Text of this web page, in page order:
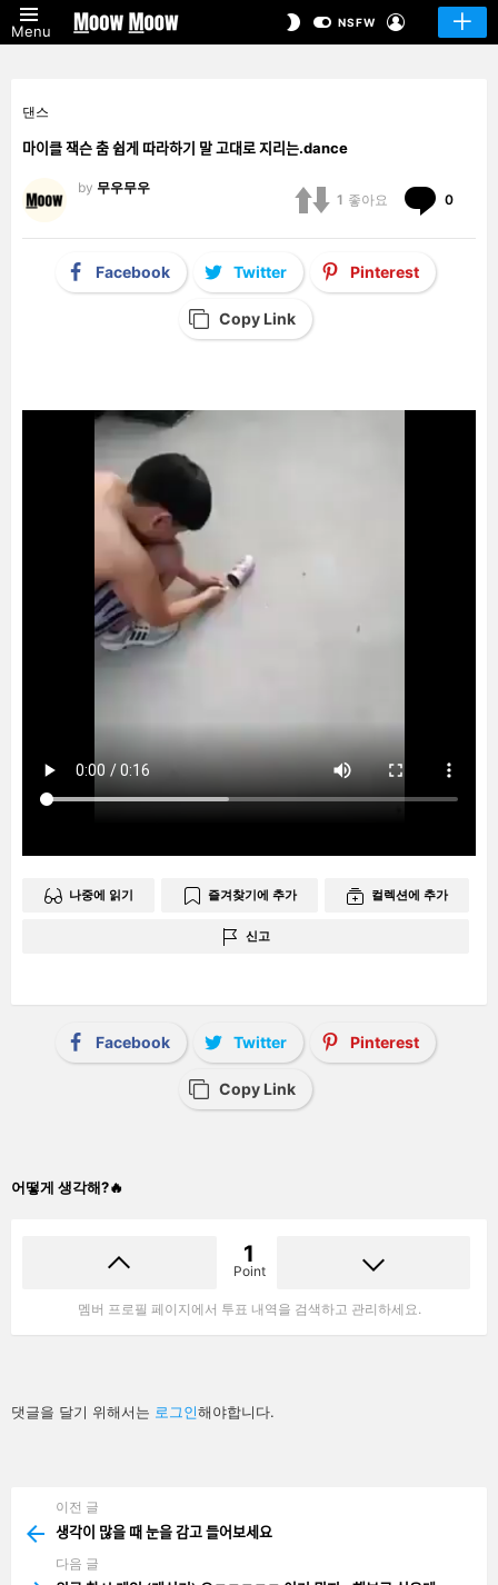
Menu
SWITCHNSFW
댄스
마이클 잭슨 춤 쉽게 따라하기 말 고대로 지리는.dance
by 무우무우
1 좋아요 0
Facebook Twitter Pinterest
Copy Link
나중에 읽기 즐겨찾기에 추가 컬렉션에 추가
신고
Facebook Twitter Pinterest
Copy Link
어떻게 생각해?🔥
1
Point
멤버 프로필 페이지에서 투표 내역을 검색하고 관리하세요.
답
글
댓글을 달기 위해서는 로그인해야합니다.
more
이전 글
생각이 많을 때 눈을 감고 들어보세요
다음 글